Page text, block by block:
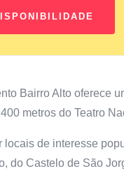
Bairro Alto oferece
metros do Teatro
locais de interesse
do Castelo de São